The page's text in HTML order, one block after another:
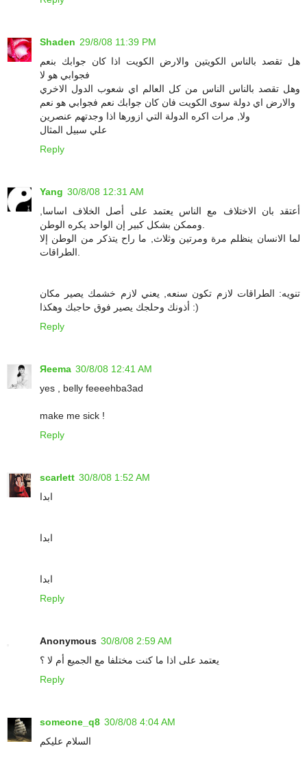
Shaden 29/8/08 11:39 PM
هل تقصد بالناس الكويتين والارض الكويت اذا كان جوابك بنعم
فجوابي هو لا
وهل تقصد بالناس الناس من كل العالم اي شعوب الدول الاخري
والارض اي دولة سوى الكويت فان كان جوابك نعم فجوابي هو نعم
ولا, مرات اكره الدولة التي ازورها اذا وجدتهم عنصرين
علي سبيل المثال
Reply
Yang 30/8/08 12:31 AM
أعتقد بان الاختلاف مع الناس يعتمد على أصل الخلاف اساسا,
لما الانسان ينظلم مرة ومرتين وثلاث, ما راح يتذكر من الوطن إلا
تنويه: الطراقات لازم تكون سنعه, يعني لازم خشمك يصير مكان
أذونك وحلجك يصير فوق حاجبك وهكذا :)
Reply
Яeema 30/8/08 12:41 AM
yes , belly feeeehba3ad
make me sick !
Reply
scarlett 30/8/08 1:52 AM
ابدا
ابدا
ابدا
Reply
Anonymous 30/8/08 2:59 AM
يعتمد على اذا ما كنت مختلفا مع الجميع أم لا ؟
Reply
someone_q8 30/8/08 4:04 AM
السلام عليكم